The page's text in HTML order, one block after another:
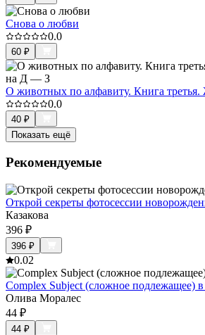
Снова о любви
0.0
60 ₽
О животных по алфавиту. Книга
0.0
40 ₽
Показать ещё
Рекомендуемые
Открой секреты фотосессии
Казакова
396 ₽
396 ₽
0.02
Complex Subject (сложное подлежащее)
Олива Моралес
44 ₽
44 ₽